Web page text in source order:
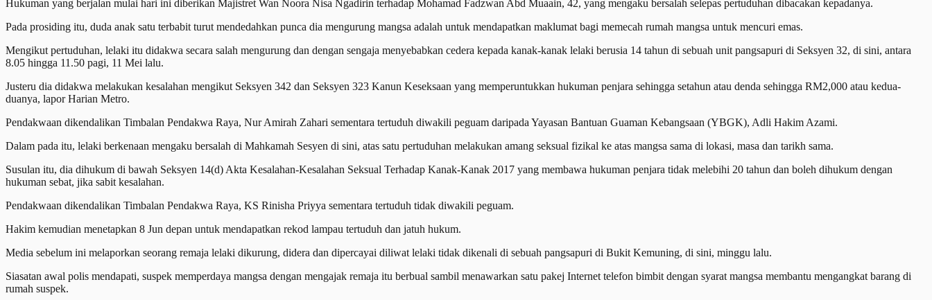
Hukuman yang berjalan mulai hari ini diberikan Majistret Wan Noora Nisa Ngadirin terhadap Mohamad Fadzwan Abd Muaain, 42, yang mengaku bersalah selepas pertuduhan dibacakan kepadanya.
Pada prosiding itu, duda anak satu terbabit turut mendedahkan punca dia mengurung mangsa adalah untuk mendapatkan maklumat bagi memecah rumah mangsa untuk mencuri emas.
Mengikut pertuduhan, lelaki itu didakwa secara salah mengurung dan dengan sengaja menyebabkan cedera kepada kanak-kanak lelaki berusia 14 tahun di sebuah unit pangsapuri di Seksyen 32, di sini, antara
8.05 hingga 11.50 pagi, 11 Mei lalu.
Justeru dia didakwa melakukan kesalahan mengikut Seksyen 342 dan Seksyen 323 Kanun Keseksaan yang memperuntukkan hukuman penjara sehingga setahun atau denda sehingga RM2,000 atau kedua-
duanya, lapor Harian Metro.
Pendakwaan dikendalikan Timbalan Pendakwa Raya, Nur Amirah Zahari sementara tertuduh diwakili peguam daripada Yayasan Bantuan Guaman Kebangsaan (YBGK), Adli Hakim Azami.
Dalam pada itu, lelaki berkenaan mengaku bersalah di Mahkamah Sesyen di sini, atas satu pertuduhan melakukan amang seksual fizikal ke atas mangsa sama di lokasi, masa dan tarikh sama.
Susulan itu, dia dihukum di bawah Seksyen 14(d) Akta Kesalahan-Kesalahan Seksual Terhadap Kanak-Kanak 2017 yang membawa hukuman penjara tidak melebihi 20 tahun dan boleh dihukum dengan
hukuman sebat, jika sabit kesalahan.
Pendakwaan dikendalikan Timbalan Pendakwa Raya, KS Rinisha Priyya sementara tertuduh tidak diwakili peguam.
Hakim kemudian menetapkan 8 Jun depan untuk mendapatkan rekod lampau tertuduh dan jatuh hukum.
Media sebelum ini melaporkan seorang remaja lelaki dikurung, didera dan dipercayai diliwat lelaki tidak dikenali di sebuah pangsapuri di Bukit Kemuning, di sini, minggu lalu.
Siasatan awal polis mendapati, suspek memperdaya mangsa dengan mengajak remaja itu berbual sambil menawarkan satu pakej Internet telefon bimbit dengan syarat mangsa membantu mengangkat barang di
rumah suspek.